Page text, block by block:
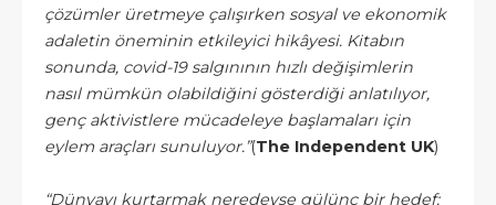
çözümler üretmeye çalışırken sosyal ve ekonomik
adaletin öneminin etkileyici hikâyesi. Kitabın
sonunda, covid-19 salgınının hızlı değişimlerin
nasıl mümkün olabildiğini gösterdiği anlatılıyor,
genç aktivistlere mücadeleye başlamaları için
eylem araçları sunuluyor.”(The Independent UK)
“Dünyayı kurtarmak neredeyse gülünç bir hedef;